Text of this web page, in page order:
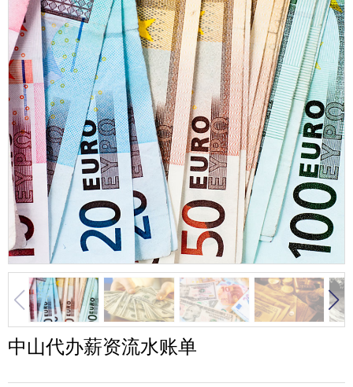
中山代办薪资流水账单